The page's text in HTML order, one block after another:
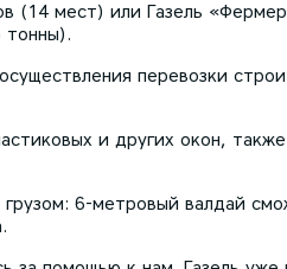
(14 мест) или Газель
тонны).
перевозки
и других окон,
6-метровый валдай